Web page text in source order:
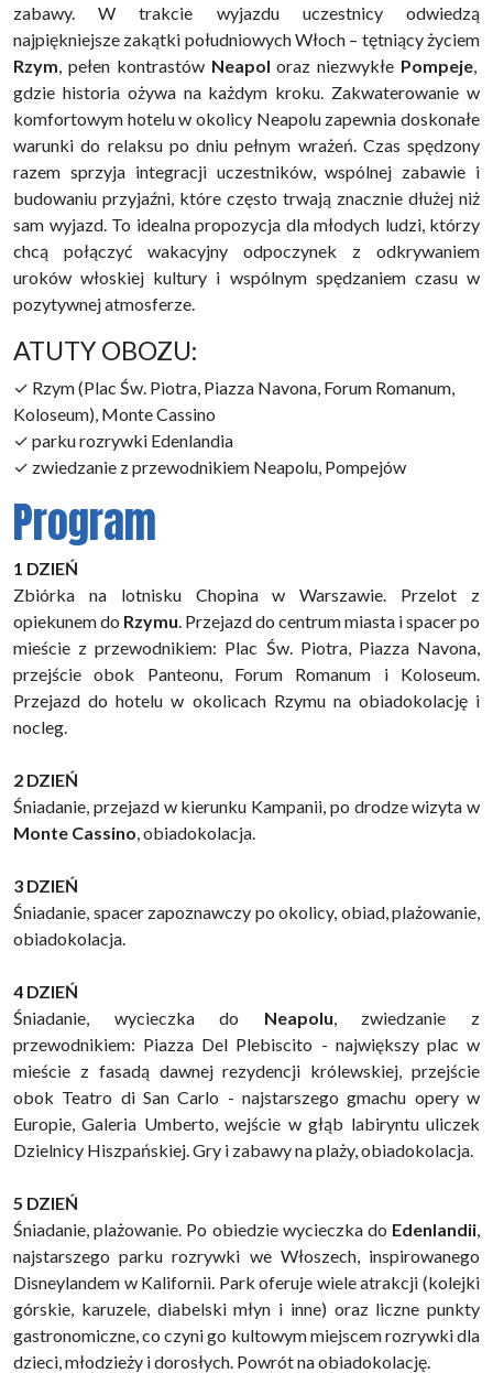
zabawy. W trakcie wyjazdu uczestnicy odwiedzą
najpiękniejsze zakątki południowych Włoch – tętniący życiem
Rzym , pełen kontrastów Neapol oraz niezwykłe Pompeje
gdzie historia ożywa na każdym kroku. Zakwaterowanie w
komfortowym hotelu w okolicy Neapolu zapewnia doskonałe
warunki do relaksu po dniu pełnym wrażeń. Czas spędzony
razem sprzyja integracji uczestników, wspólnej zabawie i
budowaniu przyjaźni, które często trwają znacznie dłużej niż
sam wyjazd. To idealna propozycja dla młodych ludzi, którzy
chcą połączyć wakacyjny odpoczynek z odkrywaniem
uroków włoskiej kultury i wspólnym spędzaniem czasu w
pozytywnej atmosferze.
ATUTY OBOZU:
✓ Rzym (Plac Św. Piotra, Piazza Navona, Forum Romanum,
Koloseum), Monte Cassino
✓ parku rozrywki Edenlandia
✓ zwiedzanie z przewodnikiem Neapolu, Pompejów
Program
1 DZIEŃ
Zbiórka na lotnisku Chopina w Warszawie. Przelot z
opiekunem do Rzymu . Przejazd do centrum miasta i spacer po
mieście z przewodnikiem: Plac Św. Piotra, Piazza Navona,
przejście obok Panteonu, Forum Romanum i Koloseum.
Przejazd do hotelu w okolicach Rzymu na obiadokolację i
nocleg.
2 DZIEŃ
Śniadanie, przejazd w kierunku Kampanii, po drodze wizyta w
Monte Cassino , obiadokolacja.
3 DZIEŃ
Śniadanie, spacer zapoznawczy po okolicy, obiad, plażowanie,
obiadokolacja.
4 DZIEŃ
Śniadanie, wycieczka do Neapolu , zwiedzanie z
przewodnikiem: Piazza Del Plebiscito - największy plac w
mieście z fasadą dawnej rezydencji królewskiej, przejście
obok Teatro di San Carlo - najstarszego gmachu opery w
Europie, Galeria Umberto, wejście w głąb labiryntu uliczek
Dzielnicy Hiszpańskiej. Gry i zabawy na plaży, obiadokolacja.
5 DZIEŃ
Śniadanie, plażowanie. Po obiedzie wycieczka do Edenlandii
najstarszego parku rozrywki we Włoszech, inspirowanego
Disneylandem w Kalifornii. Park oferuje wiele atrakcji (kolejki
górskie, karuzele, diabelski młyn i inne) oraz liczne punkty
gastronomiczne, co czyni go kultowym miejscem rozrywki dla
dzieci, młodzieży i dorosłych. Powrót na obiadokolację.